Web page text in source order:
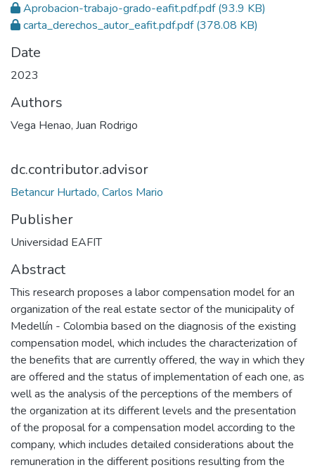
Aprobacion-trabajo-grado-eafit.pdf.pdf(93.9 KB)
carta_derechos_autor_eafit.pdf.pdf(378.08 KB)
Date
2023
Authors
Vega Henao, Juan Rodrigo
dc.contributor.advisor
Betancur Hurtado, Carlos Mario
Publisher
Universidad EAFIT
Abstract
This research proposes a labor compensation model for an
organization of the real estate sector of the municipality of
Medellín - Colombia based on the diagnosis of the existing
compensation model, which includes the characterization of
the benefits that are currently offered, the way in which they
are offered and the status of implementation of each one, as
well as the analysis of the perceptions of the members of
the organization at its different levels and the presentation
of the proposal for a compensation model according to the
company, which includes detailed considerations about the
remuneration in the different positions resulting from the